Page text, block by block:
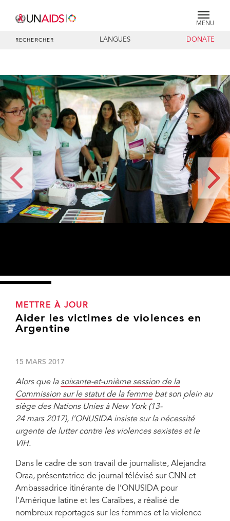
MENU
RECHERCHER LANGUES DONATE
METTRE À JOUR
Aider les victimes de violences en
Argentine
15 MARS 2017
Alors que la soixante-et-unième session de la
Commission sur le statut de la femmebat son plein au
siège des Nations Unies à New York (13-
24 mars 2017), l’ONUSIDA insiste sur la nécessité
urgente de lutter contre les violences sexistes et le
VIH.
Dans le cadre de son travail de journaliste, Alejandra
Oraa, présentatrice de journal télévisé sur CNN et
Ambassadrice itinérante de l’ONUSIDA pour
l’Amérique latine et les Caraïbes, a réalisé de
nombreux reportages sur les femmes et la violence